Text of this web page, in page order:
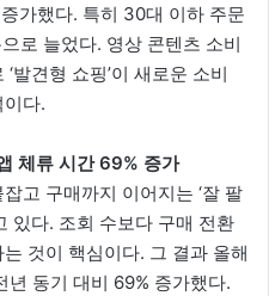
가했다. 특히 30대 이하 주문
로 늘었다. 영상 콘텐츠 소비
발견형 쇼핑’이 새로운 소비
다.
체류 시간 69% 증가
고 구매까지 이어지는 ‘잘 팔
있다. 조회 수보다 구매 전환
것이 핵심이다. 그 결과 올해
동기 대비 69% 증가했다.